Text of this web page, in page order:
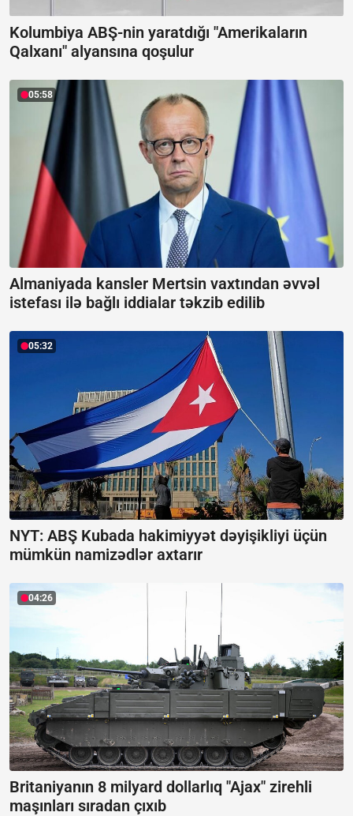
Kolumbiya ABŞ-nin yaratdığı "Amerikaların
Qalxanı" alyansına qoşulur
05:58
Almaniyada kansler Mertsin vaxtından əvvəl
istefası ilə bağlı iddialar təkzib edilib
05:32
NYT: ABŞ Kubada hakimiyyət dəyişikliyi üçün
mümkün namizədlər axtarır
04:26
Britaniyanın 8 milyard dollarlıq "Ajax" zirehli
maşınları sıradan çıxıb